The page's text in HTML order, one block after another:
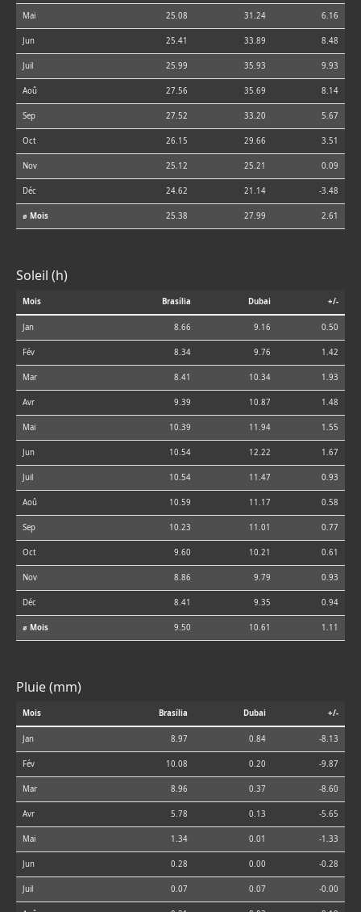
Mai 25.08 31.24 6.16
Jun 25.41 33.89 8.48
Juil 25.99 35.93 9.93
Aoû 27.56 35.69 8.14
Sep 27.52 33.20 5.67
Oct 26.15 29.66 3.51
Nov 25.12 25.21 0.09
Déc 24.62 21.14 -3.48
⌀ Mois 25.38 27.99 2.61
Soleil (h)
Mois Brasília Dubai +/-
Jan 8.66 9.16 0.50
Fév 8.34 9.76 1.42
Mar 8.41 10.34 1.93
Avr 9.39 10.87 1.48
Mai 10.39 11.94 1.55
Jun 10.54 12.22 1.67
Juil 10.54 11.47 0.93
Aoû 10.59 11.17 0.58
Sep 10.23 11.01 0.77
Oct 9.60 10.21 0.61
Nov 8.86 9.79 0.93
Déc 8.41 9.35 0.94
⌀ Mois 9.50 10.61 1.11
Pluie (mm)
Mois Brasília Dubai +/-
Jan 8.97 0.84 -8.13
Fév 10.08 0.20 -9.87
Mar 8.96 0.37 -8.60
Avr 5.78 0.13 -5.65
Mai 1.34 0.01 -1.33
Jun 0.28 0.00 -0.28
Juil 0.07 0.07 -0.00